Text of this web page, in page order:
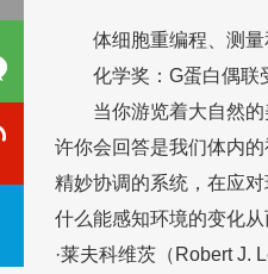
体细胞重编程、测量和
化学奖：G蛋白偶联
当你游览着大自然的美
许你会回答是我们体内
精妙协调的系统，在应
什么能感知环境的变化
·莱夫科维茨（Robert J.